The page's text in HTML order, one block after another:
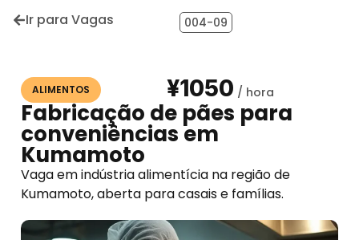
Ir para Vagas 004-09
ALIMENTOS ¥1050
Fabricação de pães para
conveniências em
Kumamoto
Vaga em indústria alimentícia na região de
Kumamoto, aberta para casais e famílias.